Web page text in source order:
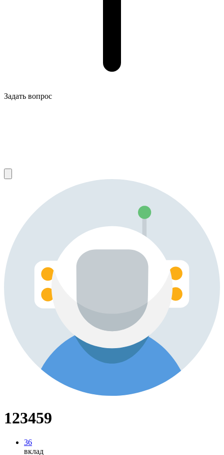
Задать вопрос
123459
36
вклад